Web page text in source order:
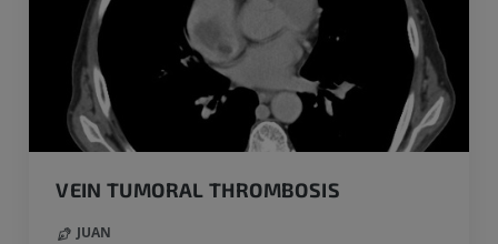
VEIN TUMORAL THROMBOSIS
JUAN